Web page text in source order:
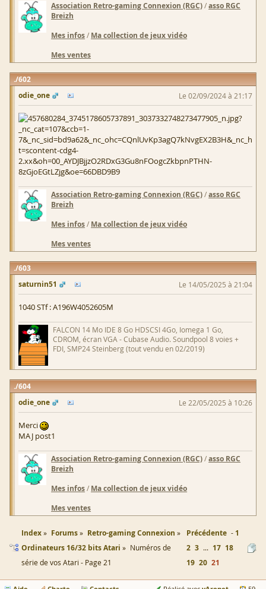
Association Retro-gaming Connexion (RGC)/asso RGC
Breizh
Mes infos/ Ma collection de jeux vidéo
Mes ventes
602
odie_one
Le 02/09/2024 à 21:17
Association Retro-gaming Connexion (RGC)/asso RGC
Breizh
Mes infos/ Ma collection de jeux vidéo
Mes ventes
603
saturnin51
Le 14/05/2025 à 21:04
1040 STf : A196W4052605M
FALCON 14 Mo IDE 8 Go HDSCSI 4Go, Iomega 1 Go,
CDROM, écran VGA - Cubase Audio. Soundpool 8 voies +
FDI, SMP24 Steinberg (tout vendu en 02/2019)
604
odie_one
Le 22/05/2025 à 10:26
Merci
MAJ post1
Association Retro-gaming Connexion (RGC)/asso RGC
Breizh
Mes infos/ Ma collection de jeux vidéo
Mes ventes
Index Forums
Retro-gaming Connexion
Ordinateurs 16/32 bits Atari
Numéros de
série de vos Atari - Page 21
Précédente
1
2 3 ... 17 18
19 20 21